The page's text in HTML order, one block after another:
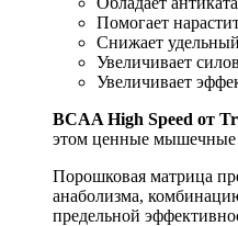
Помогает
Снижает
Увеличивает
Увеличивает
BCAA High Speed от
этом ценные мышечные
Порошковая матрица
анаболизма,
предельной